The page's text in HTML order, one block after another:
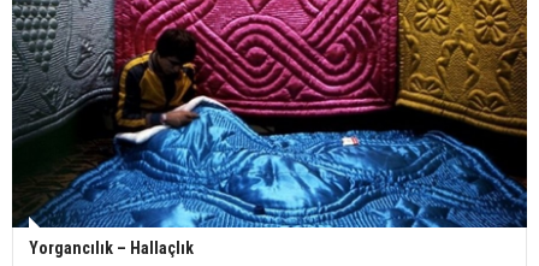
Yorgancılık – Hallaçlık